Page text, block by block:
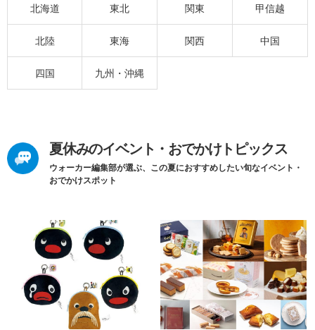
北海道 東北 関東 甲信越
北陸 東海 関西 中国
四国 九州・沖縄
夏休みのイベント・おでかけトピックス
ウォーカー編集部が選ぶ、この夏におすすめしたい旬なイベント・
おでかけスポット